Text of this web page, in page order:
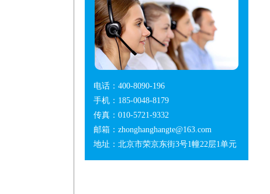
电话：400-8090-196
手机：185-0048-8179
传真：010-5721-9332
邮箱：zhonghanghangte@163.com
地址：北京市荣京东街3号1幢22层1单元